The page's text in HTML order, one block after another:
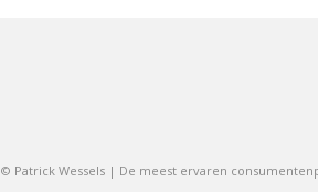
© Patrick Wessels | De meest ervaren